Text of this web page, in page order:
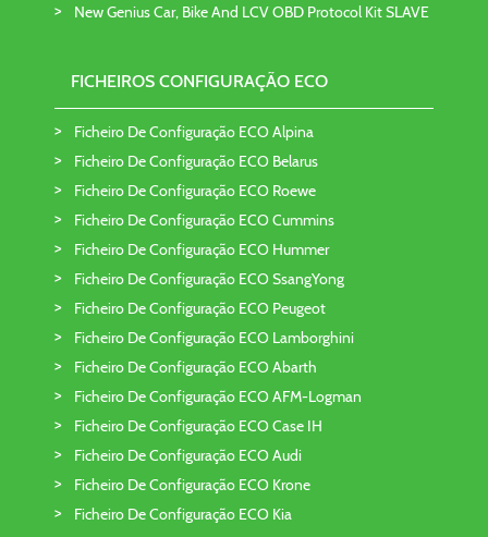
New Genius Car, Bike And LCV OBD Protocol Kit SLAVE
FICHEIROS CONFIGURAÇÃO ECO
Ficheiro De Configuração ECO Alpina
Ficheiro De Configuração ECO Belarus
Ficheiro De Configuração ECO Roewe
Ficheiro De Configuração ECO Cummins
Ficheiro De Configuração ECO Hummer
Ficheiro De Configuração ECO SsangYong
Ficheiro De Configuração ECO Peugeot
Ficheiro De Configuração ECO Lamborghini
Ficheiro De Configuração ECO Abarth
Ficheiro De Configuração ECO AFM-Logman
Ficheiro De Configuração ECO Case IH
Ficheiro De Configuração ECO Audi
Ficheiro De Configuração ECO Krone
Ficheiro De Configuração ECO Kia